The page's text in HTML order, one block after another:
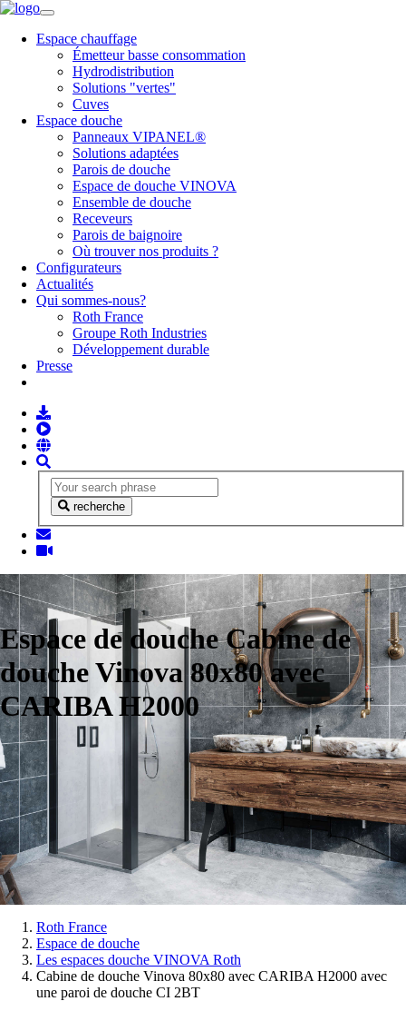
Espace chauffage
Émetteur basse consommation
Hydrodistribution
Solutions "vertes"
Cuves
Espace douche
Panneaux VIPANEL®
Solutions adaptées
Parois de douche
Espace de douche VINOVA
Ensemble de douche
Receveurs
Parois de baignoire
Où trouver nos produits ?
Configurateurs
Actualités
Qui sommes-nous?
Roth France
Groupe Roth Industries
Développement durable
Presse
recherche
Espace de douche Cabine de
douche Vinova 80x80 avec
CARIBA H2000
Vous
êtes
Roth France
Espace de douche
Les espaces douche VINOVA Roth
Cabine de douche Vinova 80x80 avec CARIBA H2000 avec
une paroi de douche CI 2BT